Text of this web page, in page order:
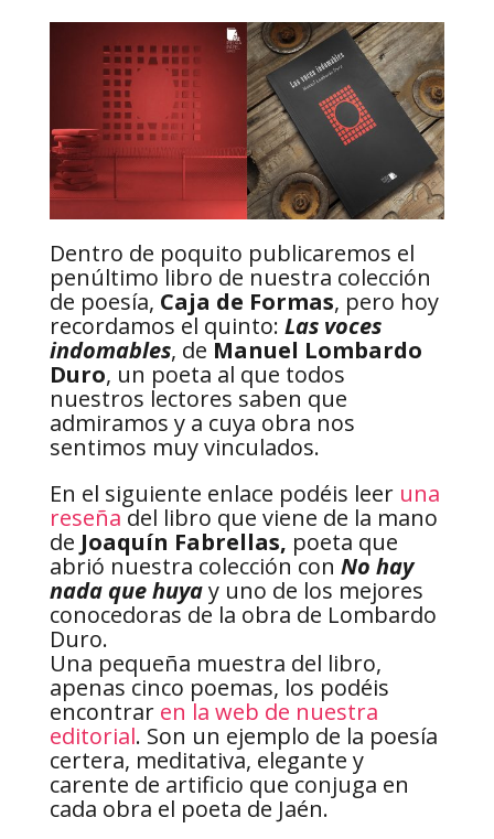
Dentro de poquito publicaremos el
penúltimo libro de nuestra colección
de poesía, Caja de Formas, pero hoy
recordamos el quinto: Las voces
indomables, de Manuel Lombardo
Duro, un poeta al que todos
nuestros lectores saben que
admiramos y a cuya obra nos
sentimos muy vinculados.
En el siguiente enlace podéis leer una
reseña del libro que viene de la mano
de Joaquín Fabrellas, poeta que
abrió nuestra colección con No hay
nada que huyay uno de los mejores
conocedoras de la obra de Lombardo
Duro.
Una pequeña muestra del libro,
apenas cinco poemas, los podéis
encontrar en la web de nuestra
editorial. Son un ejemplo de la poesía
certera, meditativa, elegante y
carente de artificio que conjuga en
cada obra el poeta de Jaén.